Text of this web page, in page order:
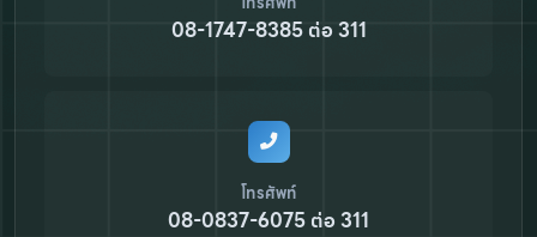
08-1747-8385 ต่อ 311
โทรศัพท์
08-0837-6075 ต่อ 311